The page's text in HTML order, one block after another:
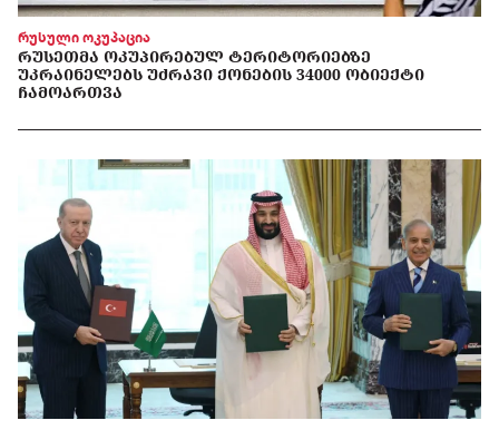
რუსული ოკუპაცია
ᲠᲣᲡᲔᲗᲛᲐ ᲝᲙᲣᲞᲘᲠᲔᲑᲣᲚ ᲢᲔᲠᲘᲢᲝᲠᲘᲔᲑᲖᲔ
ᲣᲙᲠᲐᲘᲜᲔᲚᲔᲑᲡ ᲣᲫᲠᲐᲕᲘ ᲥᲝᲜᲔᲑᲘᲡ 34000 ᲝᲑᲘᲔᲥᲢᲘ
ᲩᲐᲛᲝᲐᲠᲗᲕᲐ